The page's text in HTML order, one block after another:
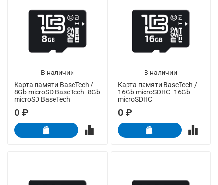
В наличии
Карта памяти BaseTech /
8Gb microSD BaseTech- 8Gb
microSD BaseTech
0 ₽
В наличии
Карта памяти BaseTech /
16Gb microSDHC- 16Gb
microSDHC
0 ₽